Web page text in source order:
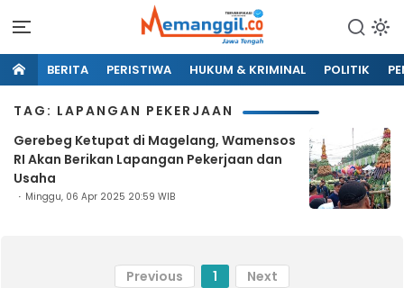
BERITA PERISTIWA HUKUM & KRIMINAL POLITIK
TAG: LAPANGAN PEKERJAAN
Gerebeg Ketupat di Magelang, Wamensos
RI Akan Berikan Lapangan Pekerjaan dan
Usaha
Minggu, 06 Apr 2025 20:59 WIB
Previous 1 Next